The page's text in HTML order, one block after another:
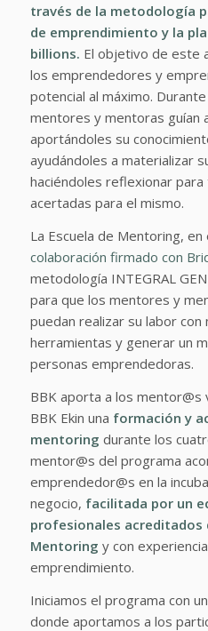
través de la metodología
de emprendimiento y la
billions. El objetivo de este
los emprendedores y
potencial al máximo.
mentores y mentoras guían
aportándoles su
ayudándoles a materializar
haciéndoles reflexionar
acertadas para el mismo.
La Escuela de Mentoring, en
colaboración firmado con
metodología INTEGRAL
para que los mentores y
puedan realizar su labor con
herramientas y generar un
personas emprendedoras.
BBK aporta a los
BBK Ekin una formación y
mentoring durante los
mentor@s del programa
emprendedor@s en la
negocio, facilitada por un
profesionales acreditados
Mentoring y con
emprendimiento.
Iniciamos el programa con
donde aportamos a los